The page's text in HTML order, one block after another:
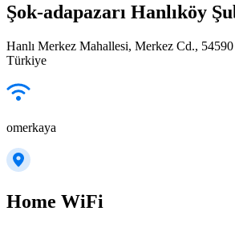
Şok-adapazarı Hanlıköy
Hanlı Merkez Mahallesi, Merkez Cd.,
Türkiye
omerkaya
Home WiFi